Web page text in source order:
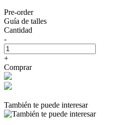
Pre-order
Guía de talles
Cantidad
-
+
Comprar
También te puede interesar